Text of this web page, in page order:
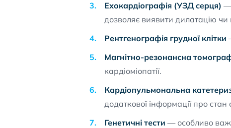
Ехокардіографія (УЗД серця) —
дозволяє виявити дилатацію чи
Рентгенографія грудної клітки
Магнітно-резонансна
кардіоміопатії.
Кардіопульмональна
додаткової інформації про
Генетичні тести — особливо